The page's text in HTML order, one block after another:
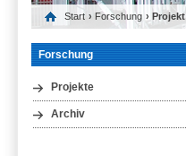
Start › Forschung › Projekt
Forschung
Projekte
Archiv